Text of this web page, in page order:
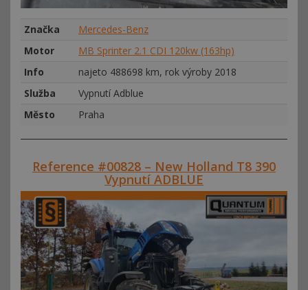
Značka
Mercedes-Benz
Motor
MB Sprinter 2.1 CDI 120kw (163hp)
Info
najeto 488698 km, rok výroby 2018
Služba
Vypnutí Adblue
Město
Praha
Reference #00828 – New Holland T8 390
Vypnutí ADBLUE